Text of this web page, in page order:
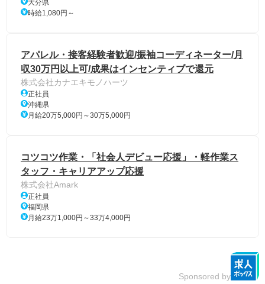
大分県
時給1,080円～
アパレル・接客経験者歓迎/振袖コーディネーター/月
収30万円以上可/成果はインセンティブで還元
株式会社カナエキモノハーツ
正社員
沖縄県
月給20万5,000円～30万5,000円
コツコツ作業・「社会人デビュー応援」・軽作業ス
タッフ・キャリアアップ応援
株式会社Amark
正社員
福岡県
月給23万1,000円～33万4,000円
Sponsored by